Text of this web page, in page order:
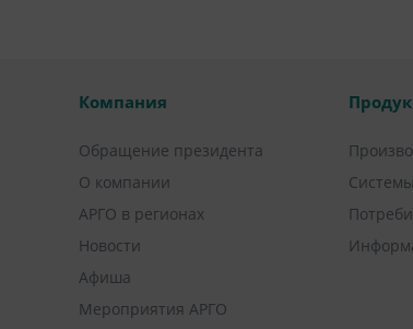
Компания
Обращение президента
О компании
АРГО в регионах
Новости
Афиша
Мероприятия АРГО